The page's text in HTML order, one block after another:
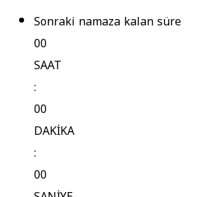
Sonraki namaza kalan süre
00
SAAT
:
00
DAKİKA
:
00